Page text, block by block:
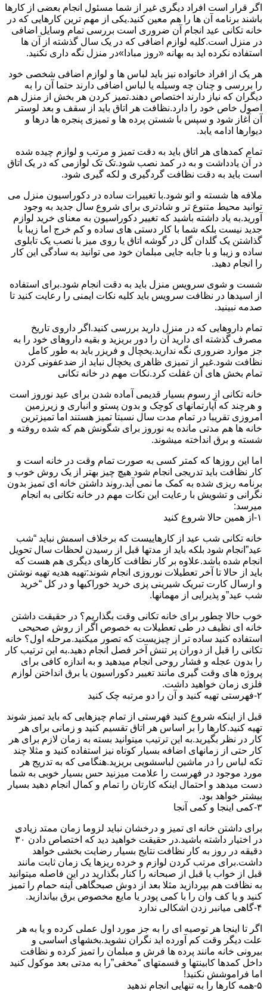
اگر قرار است افراد دیگری غیر از شما مسئول انجام بعضی از کارها
باشند برنامه آن ها را هم معین کنید.یکی از مهم ترین کارهایی که در
خانه تکانی عید انجام آن ضروری است بررسی تمام وسایل اضافی
در منزل است.کلیه لوازم اضافی که در یک سال گذشته از آن ها
استفاده نکرده اید به بهانه «روز مبادا»در منزل نگه داری نکنید.
هر یک از افراد خانواده نیز باید لباس ها و لوازم اضافی شخصی خود
را بررسی و چنان چه وسیله یا لباس اضافی دارند حتما آن را به
دیگران که نیاز دارند اختصاص دهند.تمیز کردن هر بخش از منزل هم
اصول خاص خود را دارد.نظافت هر اتاق باید از سقف و بعد لوستر
آن آغاز شود و سپس با شستن پرده ها و تمیزی پنجره ها درها و
دیوارها ادامه یابد.
تمام کمدهای هر اتاق باید به دقت تمیز و مرتب و لوازم چیده شده
در آن یادداشت و به در کمد نصب شود.تک تک لوازمی که در یک اتاق
است باید به دقت نظافت گردگیری و لکه گیری شود.
ملافه ها شسته و اتو شود.با تغییرات ساده در دکوراسیون منزل می
توانید محیط متنوع تر و شادتری برای شروع سال جدید به وجود
آورید.به یاد داشته باشید که تغییر دکوراسیون به معنای خرید لوازم
جدید نیست بلکه شما با کار دستی های ساده و کم خرج اما زیبا با
گذاشتن یک گلدان گل در گوشه اتاق یا روی میز با نصب یک تابلوی
ساده و زیبا و با جابه جایی مبلمان خود می توانید به سادگی این کار
را انجام دهید.
شست و شوی سرویس منزل باید به دقت انجام شود.برای استفاده
از اسیدها در نظافت سرویس باید کلیه نکات ایمنی را رعایت کنید تا
صدمه نبینید.
تمام داروهایی که در منزل دارید بررسی کنید.اگر داروی تاریخ
مصرف گذشته ای دارید آن را دور بریزید و بقیه داروهای خود را به
جز موارد ضروری نگه ندارید.یخچال و فریزر باید به طور کامل
نظافت شود.غیر از تمیزی ظاهری یخچال نباید از ضدعفونی کردن
تمام بخش های آن غفلت کرد.نکات مهم در خانه تکانی
خانه تکانی از رسوم بسیار قدیمی آماده شدن برای عید نوروز است
و هرچند که آپارتمانهای کوچک و بدون پستو و انباری و زیرزمین
امروزی تقریبا در تمام مدت سال نسبتا تمیز هستند اما تمیزترین
خانه ها هم مدتی مانده به نوروز برای شگونش هم که شده روفته و
شسته و برق انداخته میشوند.
اما این روزها که کمتر کسی به صورت تمام وقت در خانه است و
کار نظافت باید تدریجی انجام شود هیچ چیز بهتر از یک روش خوب و
برنامه ریزی شده به کمک ما نمی آید.روند داشتن خانه ای تمیز بدون
نگرانی و تشویش با رعایت این نکات مهم در خانه تکانی به انجام
میرسد:
۱-از همین حالا شروع کنید
خانه تکانی شب عید از کارهاییست که برخلاف اسمش نباید “شب
عید”انجام شود بلکه باید از مدتها قبل از رسیدن لحظات سال تحویل
انجام شده باشد.علاوه بر کار نظافت کارهای دیگری هم هست که
باید از حالا تا آخر تعطیلات نوروزی انجام شوند:تهیه هدیه تهیه نوشتن
و ارسال کارت تبریک شیرینی پزی خرید خوراکیها و در کل “خرید
شب عید”و پذیرایی از مهمانها.
خوب حالا چطور برای خانه تکانی وقت بگذاریم؟ در حقیقت داشتن
خانه ای نظیف در طی تعطیلات به خصوص اگر از روش صحیحی
استفاده کنید ساده تر از چیزیست که تصور میکنید.مرحله اول؟ خانه
تکانی را قبل از دوران پر تنش آخر فصل انجام دهید.به این ترتیب کار
را بدون عجله و فشار روحی انجام میدهید و به اندازه کافی برای
پروژه های وقت گیری مانند تغییر دکوراسیون یا برق انداختن لوازم
فلزی زمان خواهید داشت.
۲-فهرستی تهیه کنید و آن را دو مرتبه چک کنید
قبل از اینکه شروع کنید فهرستی از تمام چیزهایی که باید تمیز شوند
تهیه کنید.کارها را بر اساس هر اتاق تقسیم کنید و زمانی برای هر
کار در نظر بگیرید.به این ترتیب میتوانید بسته به زمان لازم برای هر
کار حتی از زمانهای اضافه بسیار کوتاه نیز استفاده کنید و مثلا چند
تکه لباس را در ماشین لباسشویی بریزید.هنگامی که به تدریج هر
مورد موجود در فهرست را علامت میزنید حس بسیار خوبی به شما
دست میدهد و احتمال اینکه کارتان را تمام و کمال انجام دهید بسیار
بیشتر خواهد بود.
۳-کمی اینجا و کمی آنجا
برای داشتن خانه ای تمیز و درخشان نباید لزوما زمان ممتد زیادی
در اختیار داشته باشید.در حقیقت خواهید دید که اختصاص دادن ۳۰
دقیقه در روز به کار نظافت نتایج بسیار رضایت بخشی خواهد
داشت.برای مرتب کردن لوازم و خرده ریزها یک زمان ثابت مانند
قبل از خواب یا قبل از صبحانه را کنار بگذارید در این فاصله میتوانید
به نظافت هم بپردازید مثلا بعد از دوش صبحگاهی آینه حمام را تمیز
کنید و یا کف وان را با کمی پودر یا مایع مخصوص برق بیاندازید.
۴-گاهی میانبر زدن اشکالی ندارد
اگر تا اینجا هر توصیه ای را به جز مورد اول عملی کرده و یا به هر
علت دیگر وقت کم آورده اید نگران نشوید.بخشهای اساسی و
بیرونی خانه مانند پرده ها فرش و مبلمان را تمیز کرده و نظافت
داخل کمدها کابینتها و قسمتهای “مخفی”را به مدتی بعد موکول کنید
اما فراموشش نکنید!
۵-همه کارها را به تنهایی انجام ندهید